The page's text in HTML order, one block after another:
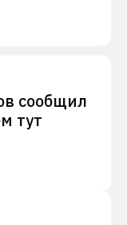
сообщил
тут